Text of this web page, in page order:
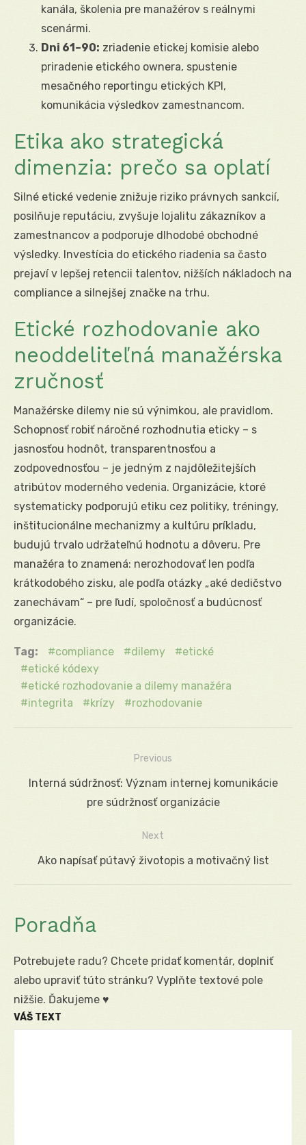
kanála, školenia pre manažérov s reálnymi
scenármi.
Dni 61–90: zriadenie etickej komisie alebo
priradenie etického ownera, spustenie
mesačného reportingu etických KPI,
komunikácia výsledkov zamestnancom.
Etika ako strategická
dimenzia: prečo sa oplatí
Silné etické vedenie znižuje riziko právnych sankcií,
posilňuje reputáciu, zvyšuje lojalitu zákazníkov a
zamestnancov a podporuje dlhodobé obchodné
výsledky. Investícia do etického riadenia sa často
prejaví v lepšej retencii talentov, nižších nákladoch na
compliance a silnejšej značke na trhu.
Etické rozhodovanie ako
neoddeliteľná manažérska
zručnosť
Manažérske dilemy nie sú výnimkou, ale pravidlom.
Schopnosť robiť náročné rozhodnutia eticky – s
jasnosťou hodnôt, transparentnosťou a
zodpovednosťou – je jedným z najdôležitejších
atribútov moderného vedenia. Organizácie, ktoré
systematicky podporujú etiku cez politiky, tréningy,
inštitucionálne mechanizmy a kultúru príkladu,
budujú trvalo udržateľnú hodnotu a dôveru. Pre
manažéra to znamená: nerozhodovať len podľa
krátkodobého zisku, ale podľa otázky „aké dedičstvo
zanechávam“ – pre ľudí, spoločnosť a budúcnosť
organizácie.
Tag: compliance dilemy
etické
etické kódexy
etické rozhodovanie a dilemy manažéra
integrita
krízy rozhodovanie
Navigácia
Previous
Previous
Interná súdržnosť: Význam internej komunikácie
pre súdržnosť organizácie
Next
Next
Ako napísať pútavý životopis a motivačný list
Poradňa
Potrebujete radu? Chcete pridať komentár, doplniť
alebo upraviť túto stránku? Vyplňte textové pole
nižšie. Ďakujeme ♥
VÁŠ TEXT